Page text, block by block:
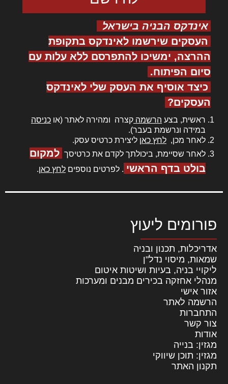
אינדקס הבניה בישראל
העסקים שירשמו לאינדקס בתקופת
ההרצה, ימשיכו להתפרסם ללא עלות עם
סיום הפיתוח.
כיצד אוסיף את העסק שלי לאינדקס
העסקים?
ראשית, בצע הרשמה קצרה ומהירה לאתר (או כניסה
במידה ונרשמת בעבר).
לאחר מכן, לחץ כאן ליצירת כרטיס עסק.
לאחר שסיימת, ביכולתך לקדם את כרטיסך למקום
בולט בדף הראשי . לפרטים נוספים לחץ כאן.
פורומים ליעוץ
אדריכלות, תכנון ובניה
שמאות, מיסוי נדל"ן
ליקויי בניה, בעיות ושיטות איטום
מנהלי אחזקה בכירים מבנים ומערכות
אזור אישי
הרשמה לאתר
התחברות
צור קשר
אודות
מגזין: בנייה
מגזין: תוכן שיווקי
תקנון האתר